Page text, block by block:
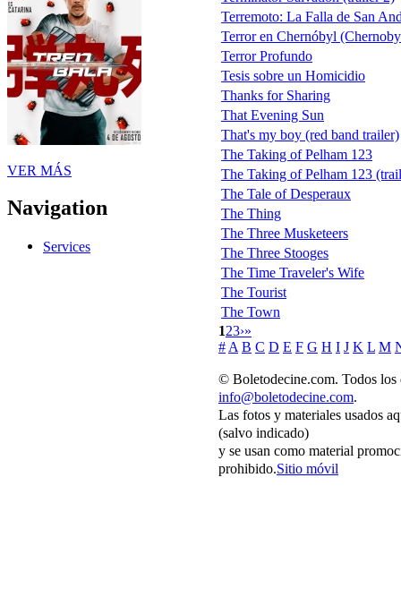
VER MÁS
Navigation
Services
Terremoto: La Falla de San
Terror en Chernóbyl
Terror Profundo
Tesis sobre un Homicidio
Thanks for Sharing
That Evening Sun
That's my boy (red band trailer)
The Taking of Pelham 123
The Taking of Pelham 123
The Tale of Desperaux
The Thing
The Three Musketeers
The Three Stooges
The Time Traveler's Wife
The Tourist
The Town
123›»
# A B C D E F G H I J K L M
© Boletodecine.com. Todos los
info@boletodecine.com.
Las fotos y materiales usados
(salvo indicado)
y se usan como material
prohibido.Sitio móvil